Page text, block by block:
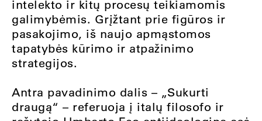
intelekto ir kitų procesų teikiamomis
galimybėmis. Grįžtant prie figūros ir
pasakojimo, iš naujo apmąstomos
tapatybės kūrimo ir atpažinimo
strategijos.
Antra pavadinimo dalis – „Sukurti
draugą“ – referuoja į italų filosofo ir